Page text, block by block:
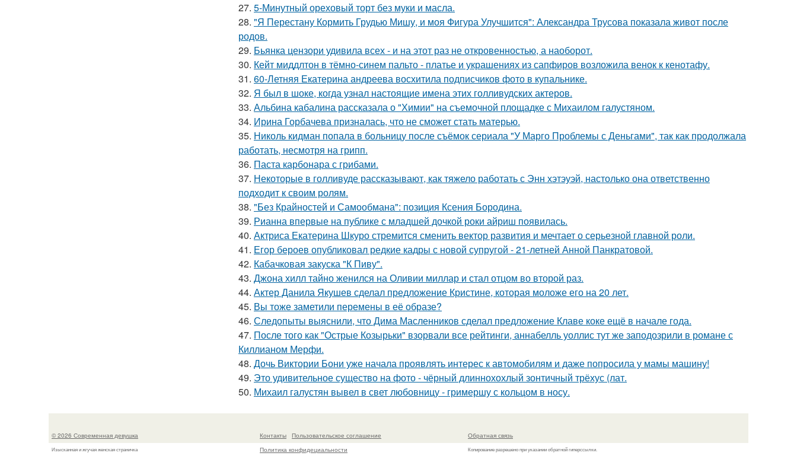
27. 5-Минутный ореховый торт без муки и масла.
28. "Я Перестану Кормить Грудью Мишу, и моя Фигура Улучшится": Александра Трусова показала живот после
родов.
29. Бьянка цензори удивила всех - и на этот раз не откровенностью, а наоборот.
30. Кейт миддлтон в тёмно-синем пальто - платье и украшениях из сапфиров возложила венок к кенотафу.
31. 60-Летняя Екатерина андреева восхитила подписчиков фото в купальнике.
32. Я был в шоке, когда узнал настоящие имена этих голливудских актеров.
33. Альбина кабалина рассказала о "Химии" на съемочной площадке с Михаилом галустяном.
34. Ирина Горбачева призналась, что не сможет стать матерью.
35. Николь кидман попала в больницу после съёмок сериала "У Марго Проблемы с Деньгами", так как продолжала
работать, несмотря на грипп.
36. Паста карбонара с грибами.
37. Некоторые в голливуде рассказывают, как тяжело работать с Энн хэтэуэй, настолько она ответственно
подходит к своим ролям.
38. "Без Крайностей и Самообмана": позиция Ксения Бородина.
39. Рианна впервые на публике с младшей дочкой роки айриш появилась.
40. Актриса Екатерина Шкуро стремится сменить вектор развития и мечтает о серьезной главной роли.
41. Егор бероев опубликовал редкие кадры с новой супругой - 21-летней Анной Панкратовой.
42. Кабачковая закуска "К Пиву".
43. Джона хилл тайно женился на Оливии миллар и стал отцом во второй раз.
44. Актер Данила Якушев сделал предложение Кристине, которая моложе его на 20 лет.
45. Вы тоже заметили перемены в её образе?
46. Следопыты выяснили, что Дима Масленников сделал предложение Клаве коке ещё в начале года.
47. После того как "Острые Козырьки" взорвали все рейтинги, аннабелль уоллис тут же заподозрили в романе с
Киллианом Мерфи.
48. Дочь Виктории Бони уже начала проявлять интерес к автомобилям и даже попросила у мамы машину!
49. Это удивительное существо на фото - чёрный длиннохохлый зонтичный трёхус (лат.
50. Михаил галустян вывел в свет любовницу - гримершу с кольцом в носу.
© 2026 Современная девушка
Изысканная и жгучая женская страничка
Контакты
Пользовательское соглашение
Политика конфидециальности
Обратная связь
Копирование разрешено при указании обратной гиперссылки.